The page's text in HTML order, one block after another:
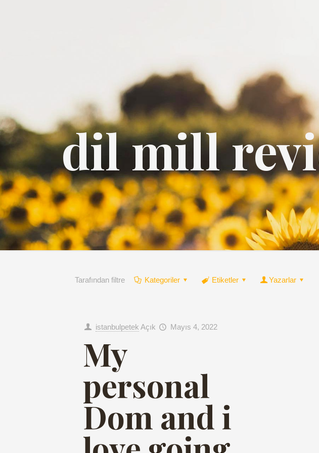
dil mill
Tarafından filtre Kategoriler Etiketler Yazarlar
istanbulpetek Açık Mayıs 4, 2022
My
personal
Dom and i